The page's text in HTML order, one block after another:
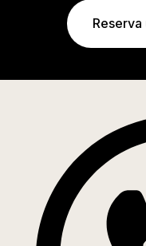
Reserva